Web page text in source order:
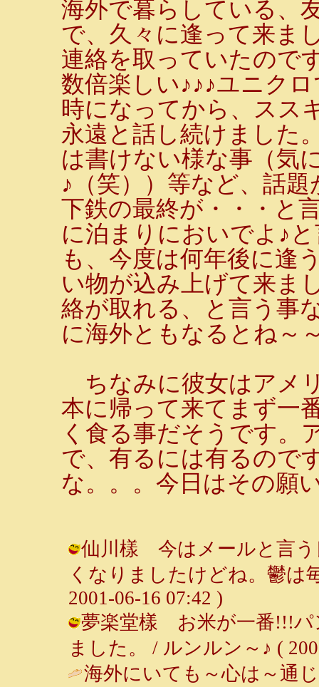
海外で暮らしている、
で、久々に逢って来ま
連絡を取っていたので
数倍楽しい♪♪♪ユニク
時になってから、スス
永遠と話し続けました
は書けない様な事（気
♪（笑））等など、話
下鉄の最終が・・・と
に泊まりにおいでよ♪
も、今度は何年後に逢
い物が込み上げて来ま
絡が取れる、と言う事
に海外ともなるとね～
ちなみに彼女はアメ
本に帰って来てまず一
く食る事だそうです。
で、有るには有るので
な。。。今日はその
仙川樣 今はメールと言う
くなりましたけどね。鬱は
2001-06-16 07:42 )
夢楽堂樣 お米が一番!!!パ
ました。 / ルンルン～♪ (
海外にいても～心は～通